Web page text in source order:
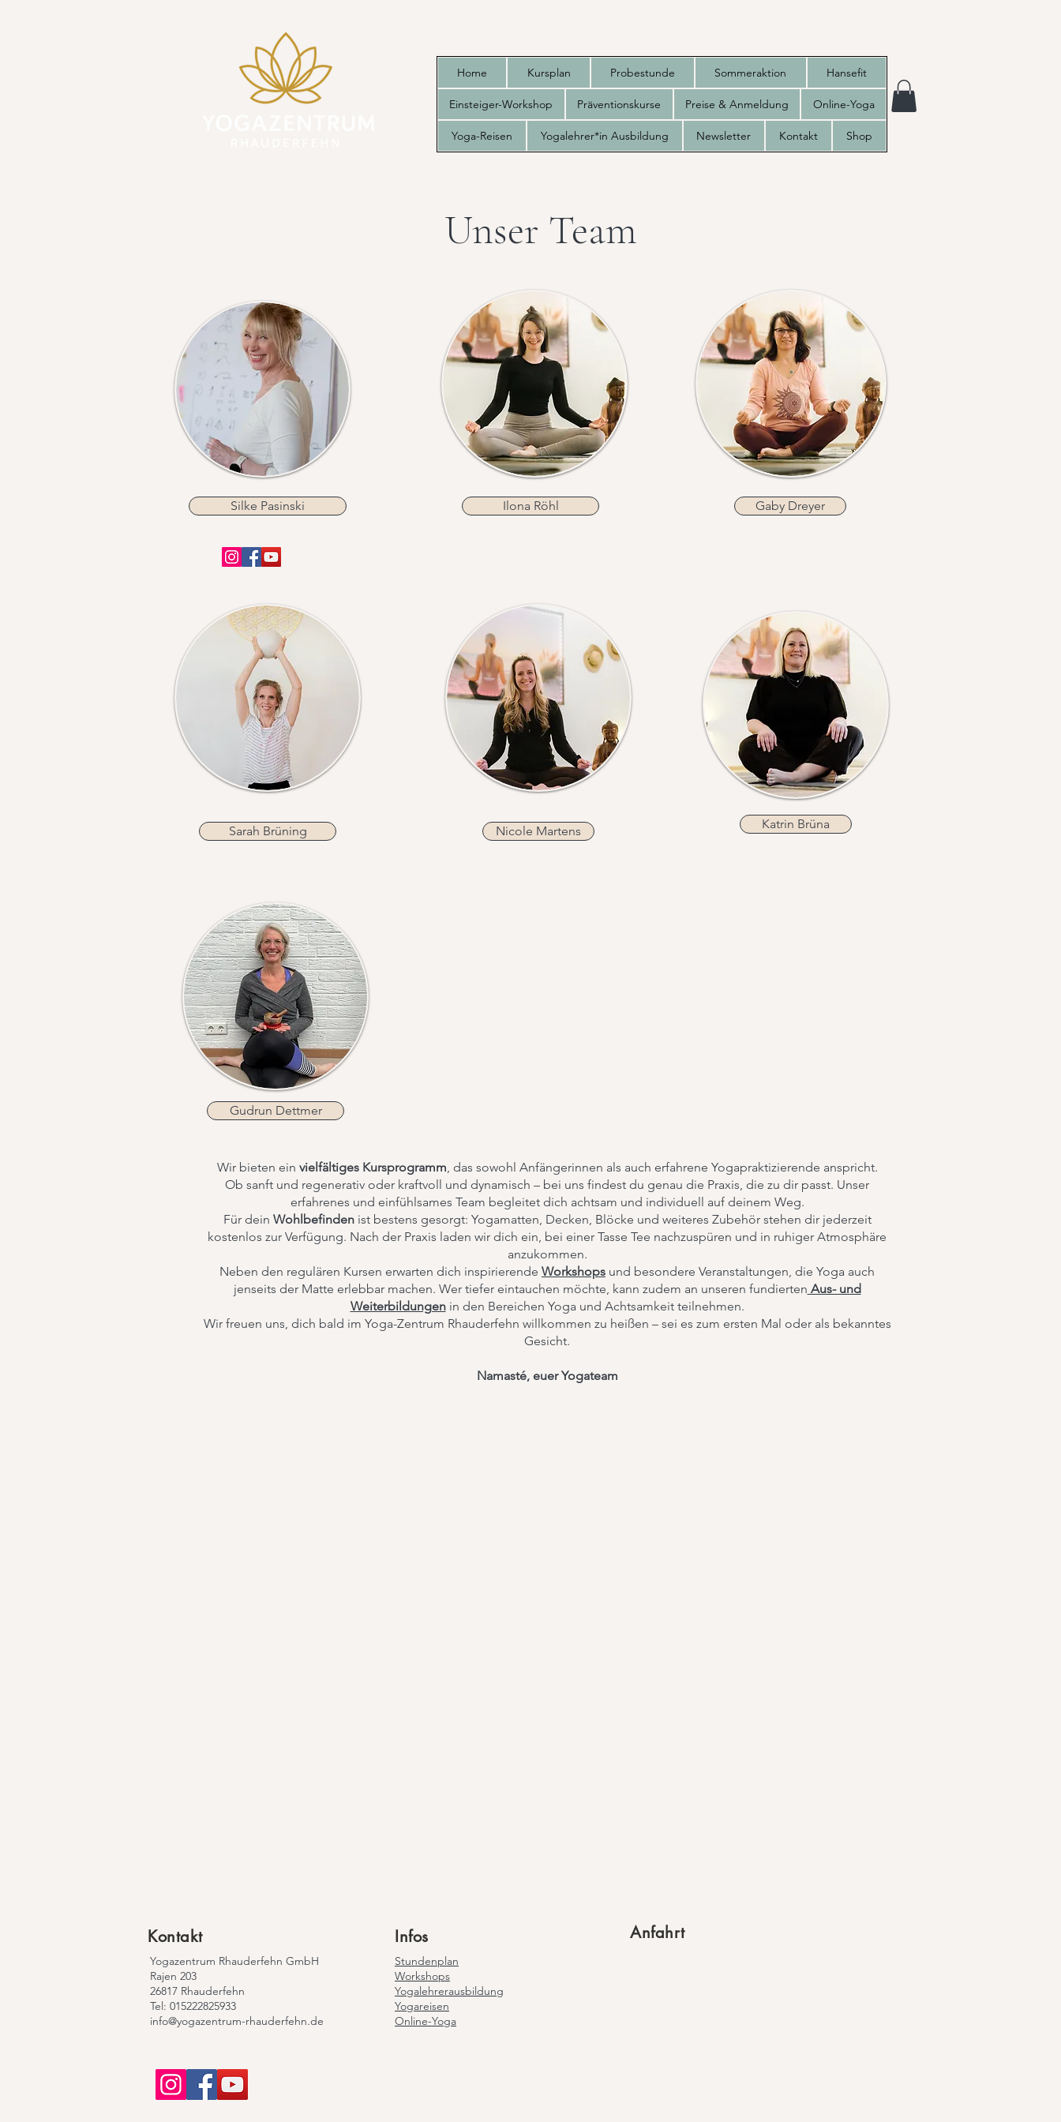
Home Kursplan Probestunde Sommeraktion Hansefit
Einsteiger-Workshop Präventionskurse Preise & Anmeldung Online-Yoga
Yoga-Reisen Yogalehrer*in Ausbildung Newsletter Kontakt Shop
Unser Team
Silke Pasinski Ilona Röhl Gaby Dreyer
Sarah Brüning Nicole Martens Katrin Brüna
Gudrun Dettmer
Wir bieten ein vielfältiges Kursprogramm, das sowohl Anfängerinnen als auch erfahrene Yogapraktizierende anspricht.
Ob sanft und regenerativ oder kraftvoll und dynamisch – bei uns findest du genau die Praxis, die zu dir passt. Unser
erfahrenes und einfühlsames Team begleitet dich achtsam und individuell auf deinem Weg.
Für dein Wohlbefindenist bestens gesorgt: Yogamatten, Decken, Blöcke und weiteres Zubehör stehen dir jederzeit
kostenlos zur Verfügung. Nach der Praxis laden wir dich ein, bei einer Tasse Tee nachzuspüren und in ruhiger Atmosphäre
anzukommen.
Neben den regulären Kursen erwarten dich inspirierende Workshops und besondere Veranstaltungen, die Yoga auch
jenseits der Matte erlebbar machen. Wer tiefer eintauchen möchte, kann zudem an unseren fundierten Aus- und
Weiterbildungenin den Bereichen Yoga und Achtsamkeit teilnehmen.
Wir freuen uns, dich bald im Yoga-Zentrum Rhauderfehn willkommen zu heißen – sei es zum ersten Mal oder als bekanntes
Gesicht.
Namasté, euer Yogateam
Kontakt
Yogazentrum Rhauderfehn GmbH
​Rajen 203
26817 Rhauderfehn
Tel: 015222825933
info@yogazentrum-rhauderfehn.de
Infos Anfahrt
Stundenplan
Workshops
Yogalehrerausbildung
Yogareisen
Online-Yoga